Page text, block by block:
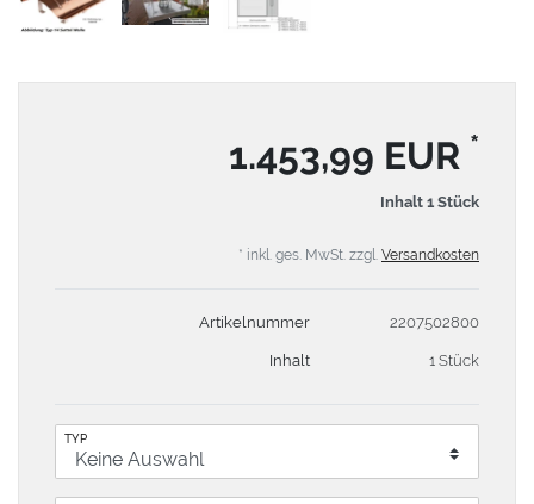
1.453,99 EUR *
Inhalt 1 Stück
* inkl. ges. MwSt. zzgl. Versandkosten
Artikelnummer 2207502800
Inhalt 1 Stück
TYP